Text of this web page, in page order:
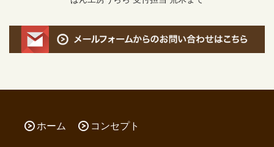
ホーム コンセプト